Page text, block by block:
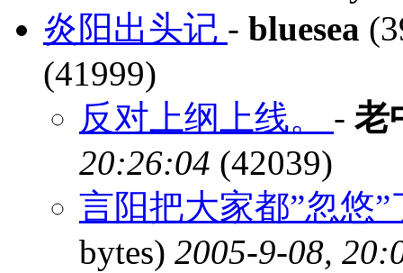
炎阳出头记 - bluesea
(41999)
反对上纲上线。 - 老
20:26:04 (42039)
言阳把大家都”忽悠
bytes) 2005-9-08,